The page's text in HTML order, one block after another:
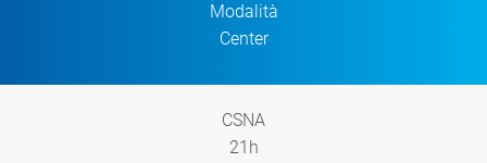
Modalità
Center
CSNA
21h